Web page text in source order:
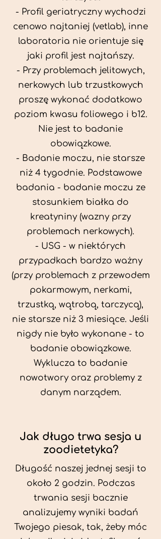
- Profil geriatryczny wychodzi
cenowo najtaniej (vetlab), inne
laboratoria nie orientuje się
jaki profil jest najtańszy.
- Przy problemach jelitowych,
nerkowych lub trzustkowych
proszę wykonać dodatkowo
poziom kwasu foliowego i b12.
Nie jest to badanie
obowiązkowe.
- Badanie moczu, nie starsze
niż 4 tygodnie. Podstawowe
badania - badanie moczu ze
stosunkiem białka do
kreatyniny (wazny przy
problemach nerkowych).
- USG - w niektórych
przypadkach bardzo ważny
(przy problemach z przewodem
pokarmowym, nerkami,
trzustką, wątrobą, tarczycą),
nie starsze niż 3 miesiące. Jeśli
nigdy nie było wykonane - to
badanie obowiązkowe.
Wyklucza to badanie
nowotwory oraz problemy z
danym narządem.
Jak długo trwa sesja u
zoodietetyka?
Długość naszej jednej sesji to
około 2 godzin. Podczas
trwania sesji bacznie
analizujemy wyniki badań
Twojego piesak, tak, żeby móc